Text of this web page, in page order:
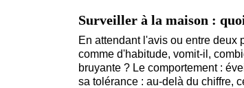
Surveiller à la maison :
En attendant l'avis ou entre deux
comme d'habitude, vomit-il,
bruyante ? Le comportement :
sa tolérance : au-delà du chiffre,